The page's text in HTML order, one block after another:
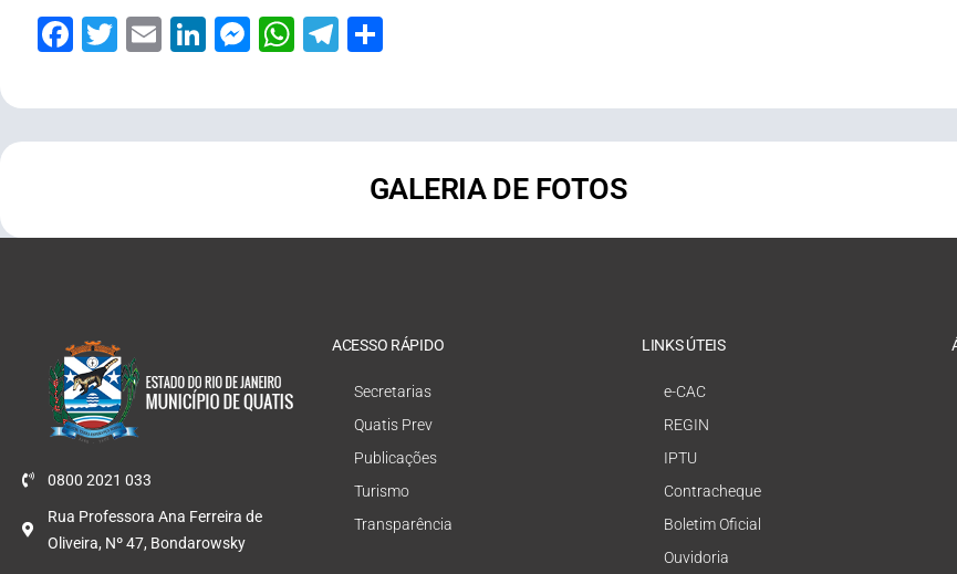
Facebook
Twitter
EmailLinkedIn
Messenger
WhatsApp
Telegram
GALERIA DE FOTOS
0800 2021 033
Rua Professora Ana Ferreira de
Oliveira, Nº 47, Bondarowsky
ACESSO RÁPIDO
Secretarias
Quatis Prev
Publicações
Turismo
Transparência
LINKS ÚTEIS
e-CAC
REGIN
IPTU
Contracheque
Boletim Oficial
Ouvidoria